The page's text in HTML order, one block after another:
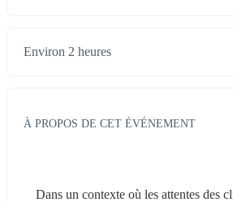
Environ 2 heures
À PROPOS DE CET ÉVÉNEMENT
Dans un contexte où les attentes des